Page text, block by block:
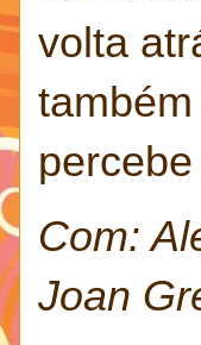
volta
Com:
Joan